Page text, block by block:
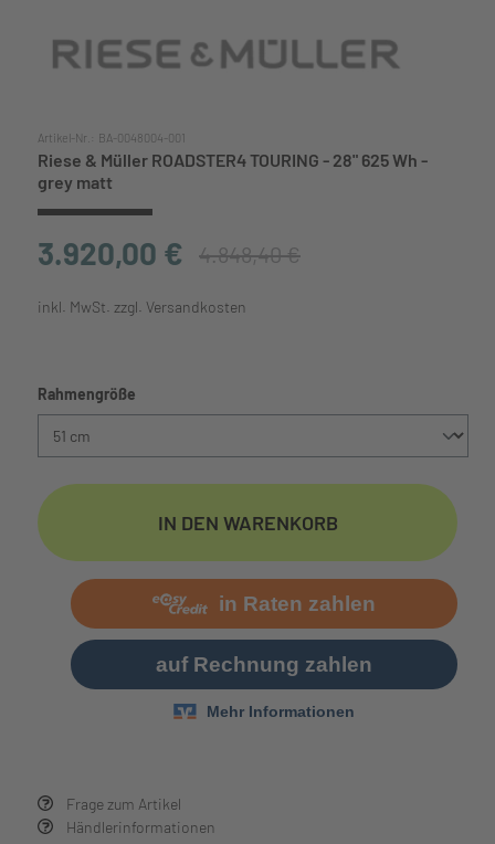
Artikel-Nr.: BA-0048004-001
Riese & Müller ROADSTER4 TOURING - 28" 625 Wh -
grey matt
3.920,00 € 4.848,40 €
inkl. MwSt. zzgl. Versandkosten
Frage zum Artikel
Händlerinformationen
Rahmengröße
IN DEN WARENKORB